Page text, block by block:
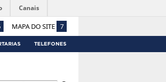
MAPA DO SITE 7
Canais
TELEFONES